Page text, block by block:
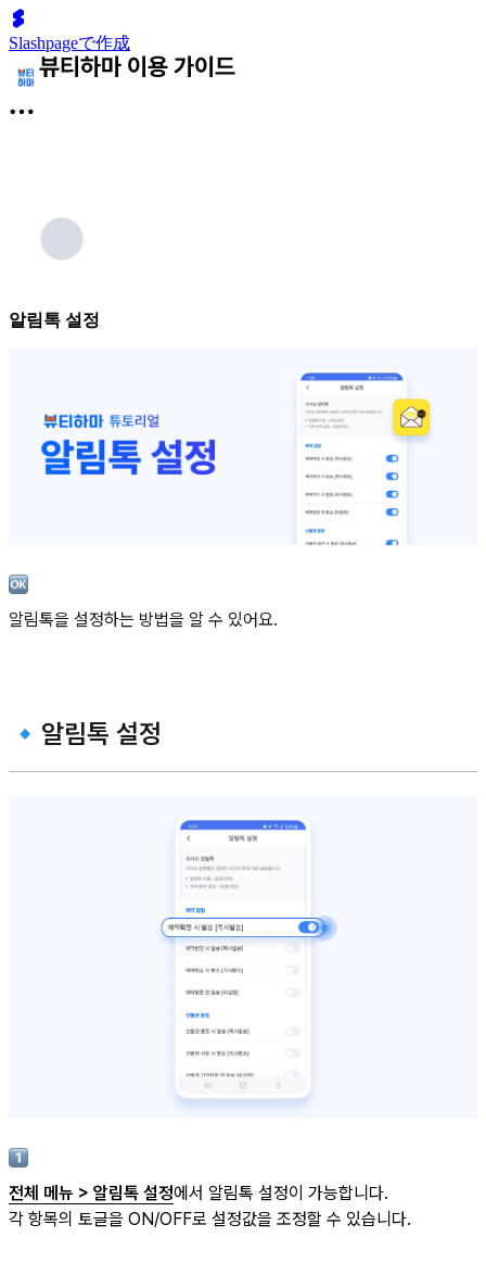
Slashpageで作成
알림톡 설정
알림톡을 설정하는 방법을 알 수 있어요.
🔹알림톡 설정
전체 메뉴 > 알림톡 설정에서 알림톡 설정이 가능합니다.
각 항목의 토글을 ON/OFF로 설정값을 조정할 수 있습니다.